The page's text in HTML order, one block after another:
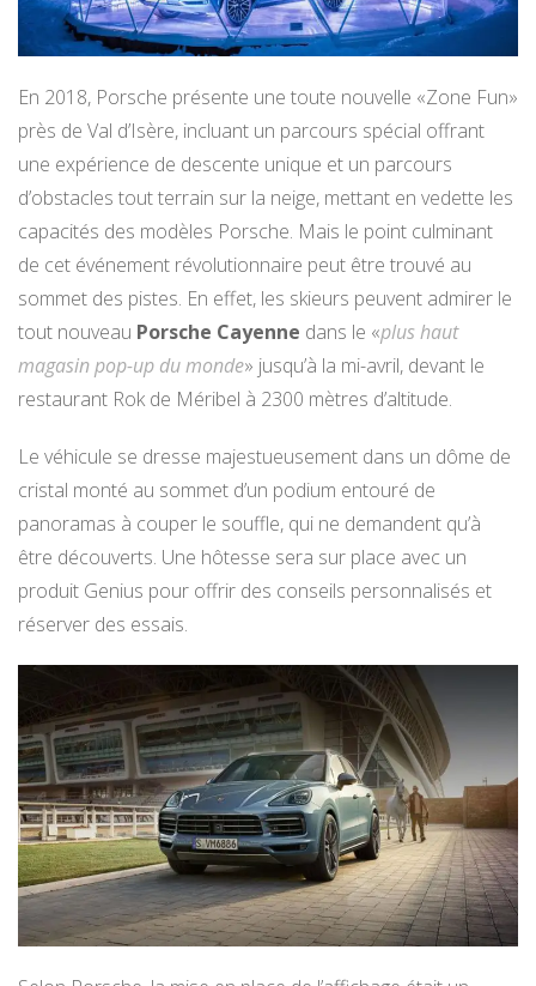
En 2018, Porsche présente une toute nouvelle «Zone Fun»
près de Val d’Isère, incluant un parcours spécial offrant
une expérience de descente unique et un parcours
d’obstacles tout terrain sur la neige, mettant en vedette les
capacités des modèles Porsche. Mais le point culminant
de cet événement révolutionnaire peut être trouvé au
sommet des pistes. En effet, les skieurs peuvent admirer le
tout nouveau Porsche Cayenne dans le «plus haut
magasin pop-up du monde» jusqu’à la mi-avril, devant le
restaurant Rok de Méribel à 2300 mètres d’altitude.
Le véhicule se dresse majestueusement dans un dôme de
cristal monté au sommet d’un podium entouré de
panoramas à couper le souffle, qui ne demandent qu’à
être découverts. Une hôtesse sera sur place avec un
produit Genius pour offrir des conseils personnalisés et
réserver des essais.